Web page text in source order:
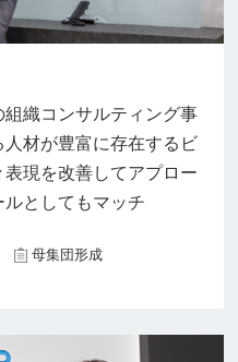
組織コンサルティング事
材が豊富に存在するビ
現を改善してアプロー
としてもマッチ
母集団形成